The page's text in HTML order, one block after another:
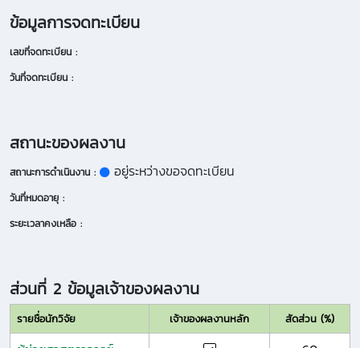
ข้อมูลการจดทะเบียน
เลขที่จดทะเบียน :
วันที่จดทะเบียน :
สถานะของผลงาน
สถานะการดำเนินงาน : อยู่ระหว่างขอจดทะเบียน
วันที่หมดอายุ :
ระยะเวลาคงเหลือ :
ส่วนที่ 2 ข้อมูลเจ้าของผลงาน
รายชื่อนักวิจัย เจ้าของผลงานหลัก สัดส่วน (%)